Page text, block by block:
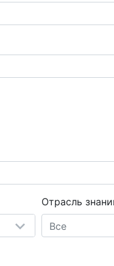
Отрасль
Все